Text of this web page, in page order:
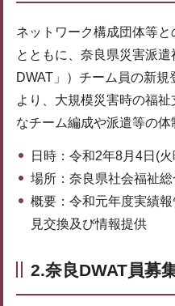
ネットワーク構成団体等
とともに、奈良県災害派
DWAT」）チーム員の新
より、大規模災害時の福
なチーム編成や派遣等の体
日時：令和2年8月4日(
場所：奈良県社会福祉
概要：令和元年度実績
見交換及び情報提供
2.奈良DWAT員募